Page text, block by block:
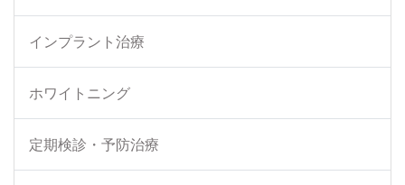
インプラント治療
ホワイトニング
定期検診・予防治療